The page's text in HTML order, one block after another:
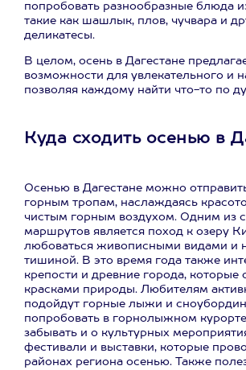
попробовать разнообразные блюда
такие как шашлык, плов, чучвара и
деликатесы.
В целом, осень в Дагестане
возможности для увлекательного и
позволяя каждому найти что-то по
Куда сходить осенью в
Осенью в Дагестане можно
горным тропам, наслаждаясь
чистым горным воздухом. Одним из
маршрутов является поход к озеру
любоваться живописными видами и
тишиной. В это время года также
крепости и древние города,
красками природы. Любителям
подойдут горные лыжи и
попробовать в горнолыжном
забывать и о культурных
фестивали и выставки, которые
районах региона осенью. Также